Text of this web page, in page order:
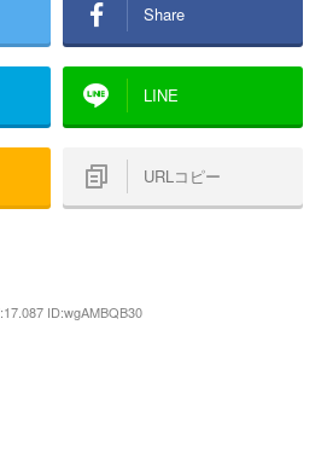
Share
LINE
URLコピー
ID:wgAMBQB30